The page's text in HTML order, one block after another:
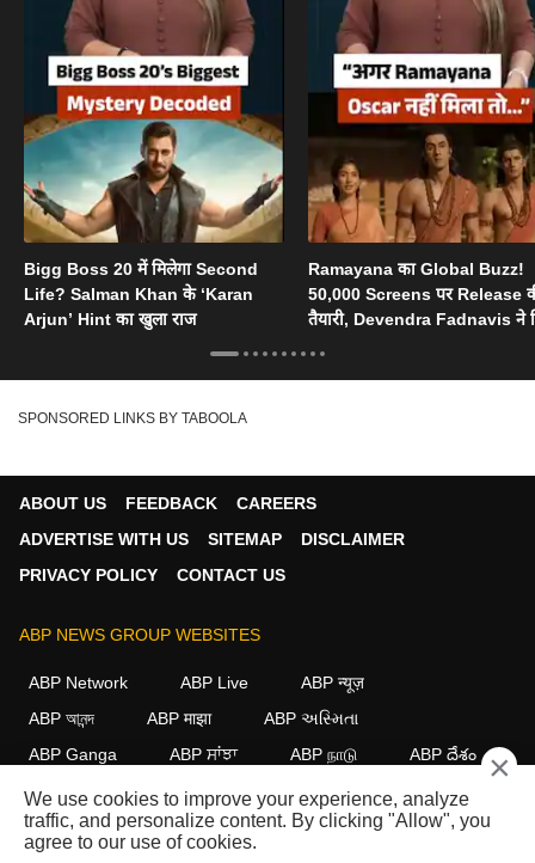
Bigg Boss 20 में मिलेगा Second
Life? Salman Khan के ‘Karan
Arjun’ Hint का खुला राज
Ramayana का Global Buzz!
50,000 Screens पर Release
तैयारी, Devendra Fadnavis ने
SPONSORED LINKS BY TABOOLA
ABOUT US FEEDBACK
CAREERS
ADVERTISE WITH US
SITEMAP
DISCLAIMER
PRIVACY POLICY
CONTACT US
ABP NEWS GROUP WEBSITES
ABP Network ABP Live
ABP न्यूज़
ABP আনন্দ
ABP माझा
ABP અસ્મિતા
ABP Ganga
ABP ਸਾਂਝਾ ABP நாடு ABP దేశం
FOLLOW US
×
We use cookies to improve your experience, analyze
traffic, and personalize content. By clicking "Allow", you
agree to our use of cookies.